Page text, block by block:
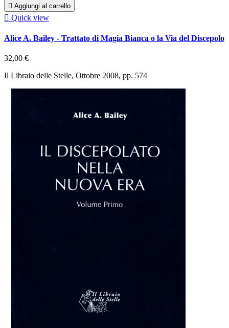
 Aggiungi al carrello
 Quick view
Alice A. Bailey - Trattato di Magia Bianca o la Via del Discepolo
32,00 €
Il Libraio delle Stelle, Ottobre 2008, pp. 574